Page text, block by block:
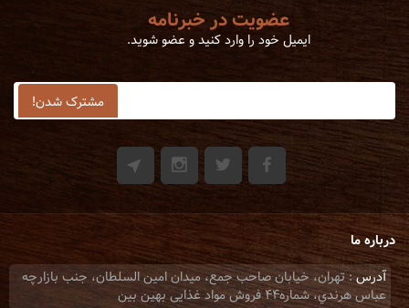
عضویت در خبرنامه
ایمیل خود را وارد کنید و عضو شوید.
درباره ما
آدرس: تهران، خيابان صاحب جمع، ميدان امين السلطان، جنب بازارچه
عباس هرندي، شماره44 فروش مواد غذایی بهین بین